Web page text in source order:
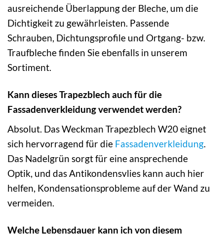
ausreichende Überlappung der Bleche, um die
Dichtigkeit zu gewährleisten. Passende
Schrauben, Dichtungsprofile und Ortgang- bzw.
Traufbleche finden Sie ebenfalls in unserem
Sortiment.
Kann dieses Trapezblech auch für die
Fassadenverkleidung verwendet werden?
Absolut. Das Weckman Trapezblech W20 eignet
sich hervorragend für die Fassadenverkleidung.
Das Nadelgrün sorgt für eine ansprechende
Optik, und das Antikondensvlies kann auch hier
helfen, Kondensationsprobleme auf der Wand zu
vermeiden.
Welche Lebensdauer kann ich von diesem